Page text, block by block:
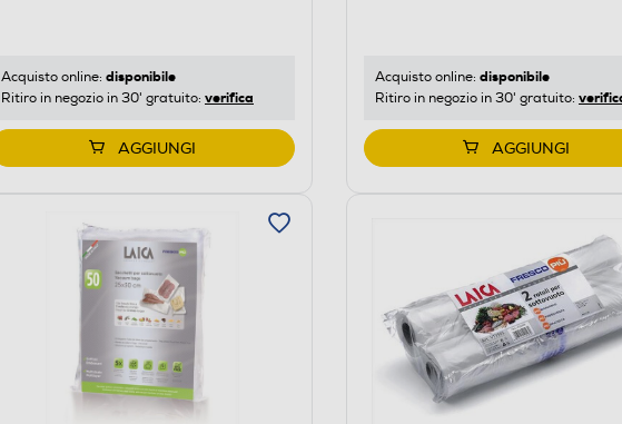
Acquisto online: disponibile
Ritiro in negozio in 30' gratuito: verifica
AGGIUNGI
Acquisto online: disponibile
Ritiro in negozio in 30' gratuito:
AGGIUNGI